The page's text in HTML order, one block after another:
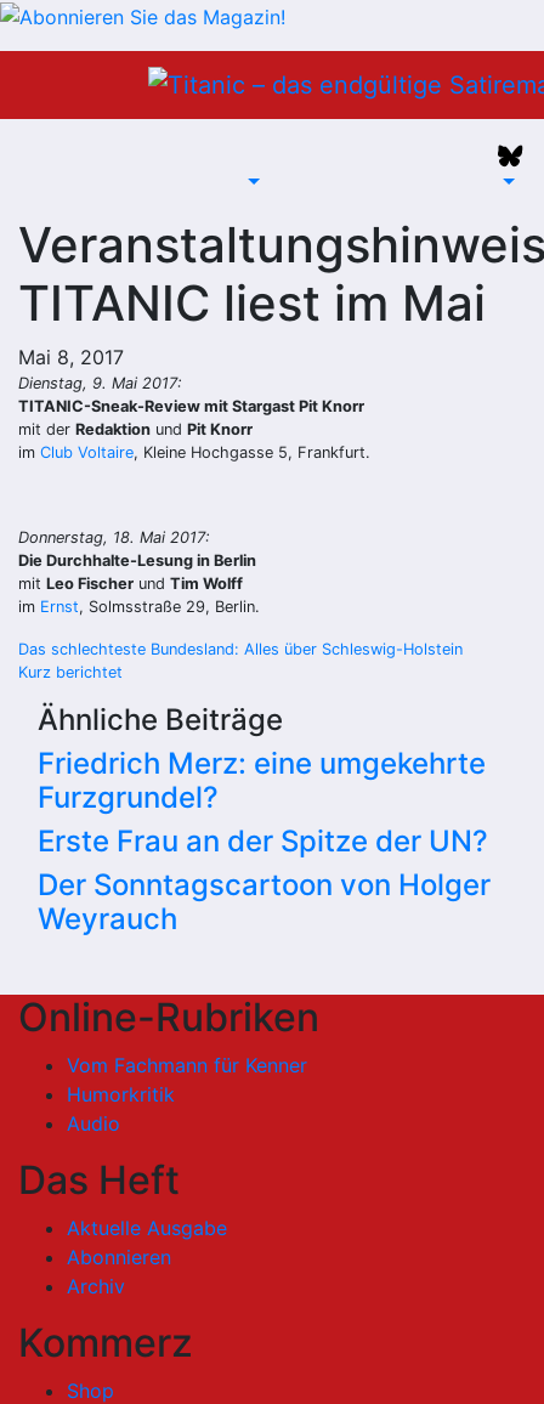
TITANIC liest im Mai
Mai 8, 2017
Dienstag, 9. Mai 2017:
TITANIC-Sneak-Review mit Stargast Pit Knorr
mit der Redaktion und Pit Knorr
im Club Voltaire, Kleine Hochgasse 5, Frankfurt.
Donnerstag, 18. Mai 2017:
Die Durchhalte-Lesung in Berlin
mit Leo Fischer und Tim Wolff
im Ernst, Solmsstraße 29, Berlin.
Beitragsnavigation
Das schlechteste Bundesland: Alles über Schleswig-Holstein
Kurz berichtet
Ähnliche Beiträge
Friedrich Merz: eine umgekehrte
Furzgrundel?
Erste Frau an der Spitze der UN?
Der Sonntagscartoon von Holger
Weyrauch
Online-Rubriken
Vom Fachmann für Kenner
Humorkritik
Audio
Das Heft
Aktuelle Ausgabe
Abonnieren
Archiv
Kommerz
Shop